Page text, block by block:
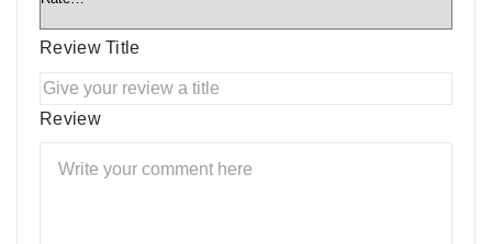
Review Title
Review